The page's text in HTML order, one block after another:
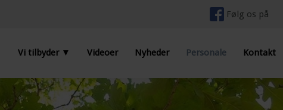
Følg os på ​
Vi tilbyder ▼ Videoer Nyheder Personale Kontakt